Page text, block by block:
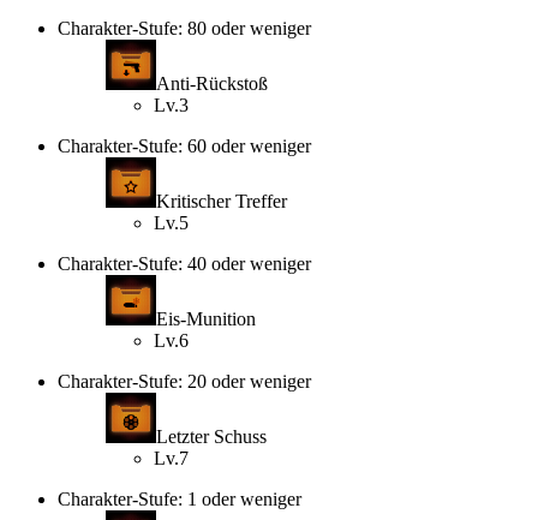
Charakter-Stufe: 80 oder weniger
Anti-Rückstoß
Lv.3
Charakter-Stufe: 60 oder weniger
Kritischer Treffer
Lv.5
Charakter-Stufe: 40 oder weniger
Eis-Munition
Lv.6
Charakter-Stufe: 20 oder weniger
Letzter Schuss
Lv.7
Charakter-Stufe: 1 oder weniger